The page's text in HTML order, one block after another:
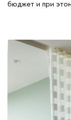
бюджет и при